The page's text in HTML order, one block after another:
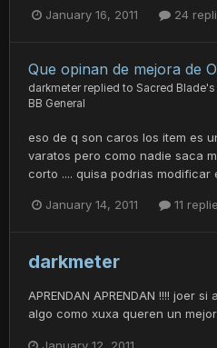
January 16, 2011 24
Que opinan de mejora de
darkmeter replied to Sacred Blade
BB General
eso de q son caros los item es
varatos pero como nadie saca
corto .... quisa podrias modificar
January 14, 2011 11
darkmeter
APRENDAN APRENDAN !!!! joer
algo como xuxa queren un